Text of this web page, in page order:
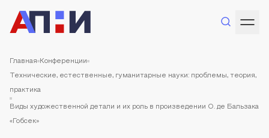
Главная Конференции
Технические, естественные, гуманитарные науки: проблемы, теория,
практика
Виды художественной детали и их роль в произведении О. де Бальзака
«Гобсек»